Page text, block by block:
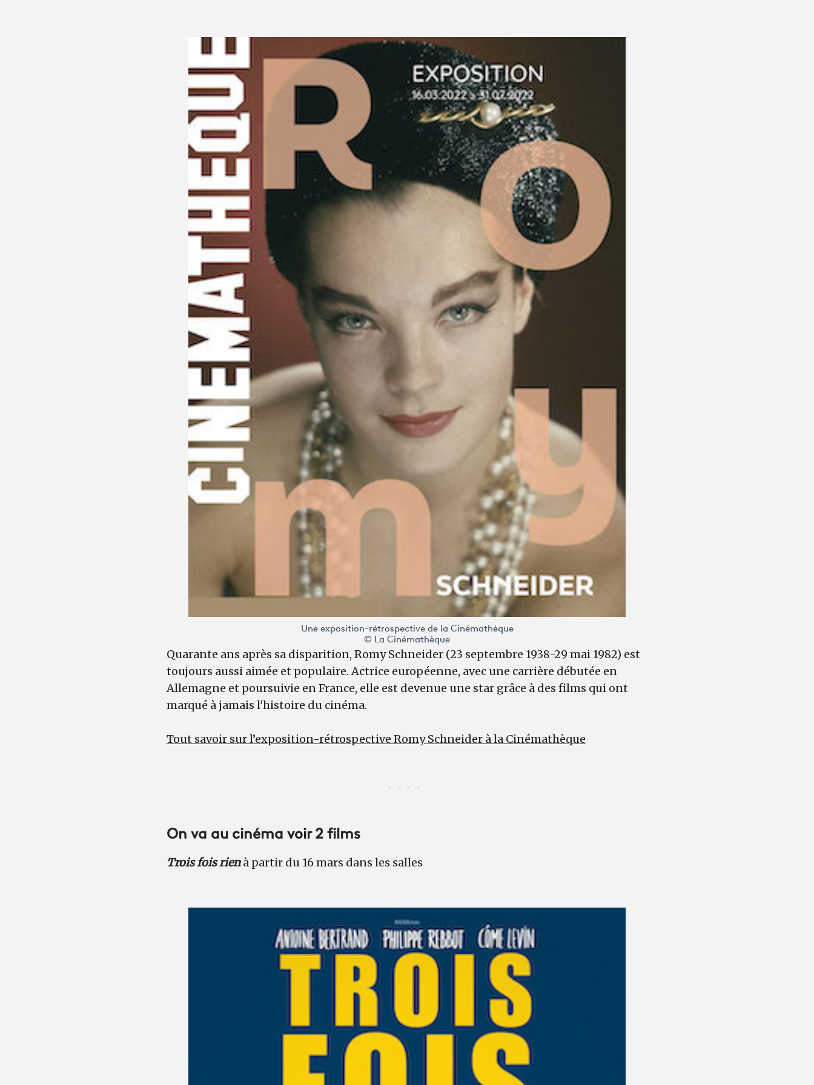
Une exposition-rétrospective de la Cinémathèque
© La Cinémathèque
Quarante ans après sa disparition, Romy Schneider (23 septembre 1938-29 mai 1982) est
toujours aussi aimée et populaire. Actrice européenne, avec une carrière débutée en
Allemagne et poursuivie en France, elle est devenue une star grâce à des films qui ont
marqué à jamais l'histoire du cinéma.
Tout savoir sur l’exposition-rétrospective Romy Schneider à la Cinémathèque
On va au cinéma voir 2 films
Trois fois rienà partir du 16 mars dans les salles